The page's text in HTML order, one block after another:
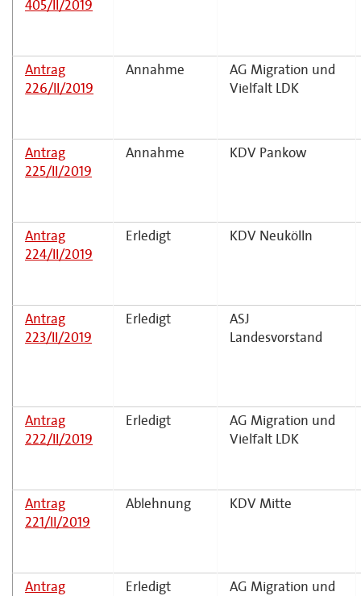
405/II/2019
Antrag
226/II/2019
Annahme
AG Migration und
Vielfalt LDK
Antrag
225/II/2019
Annahme KDV Pankow
Antrag
224/II/2019
Erledigt KDV Neukölln
Antrag
223/II/2019
Erledigt
ASJ
Landesvorstand
Antrag
222/II/2019
Erledigt
AG Migration und
Vielfalt LDK
Antrag
221/II/2019
Ablehnung KDV Mitte
Antrag
Erledigt
AG Migration und